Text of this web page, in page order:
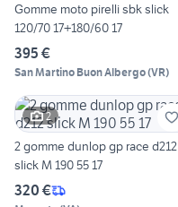
Gomme moto pirelli sbk slick
120/70 17+180/60 17
395 €
San Martino Buon Albergo(VR)
2
2 gomme dunlop gp race d212
slick M 190 55 17
320 €